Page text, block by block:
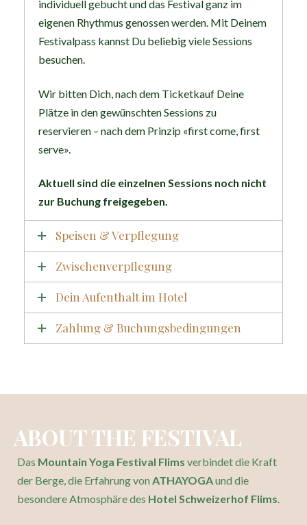
individuell gebucht und das Festival ganz im
eigenen Rhythmus genossen werden. Mit Deinem
Festivalpass kannst Du beliebig viele Sessions
besuchen.
Wir bitten Dich, nach dem Ticketkauf Deine
Plätze in den gewünschten Sessions zu
reservieren – nach dem Prinzip «first come, first
serve».
Aktuell sind die einzelnen Sessions noch nicht
zur Buchung freigegeben.
Speisen & Verpflegung
Zwischenverpflegung
Dein Aufenthalt im Hotel
Zahlung & Buchungsbedingungen
ABOUT THE FESTIVAL
Das Mountain Yoga Festival Flims verbindet die Kraft
der Berge, die Erfahrung von ATHAYOGAund die
besondere Atmosphäre des Hotel Schweizerhof Flims.